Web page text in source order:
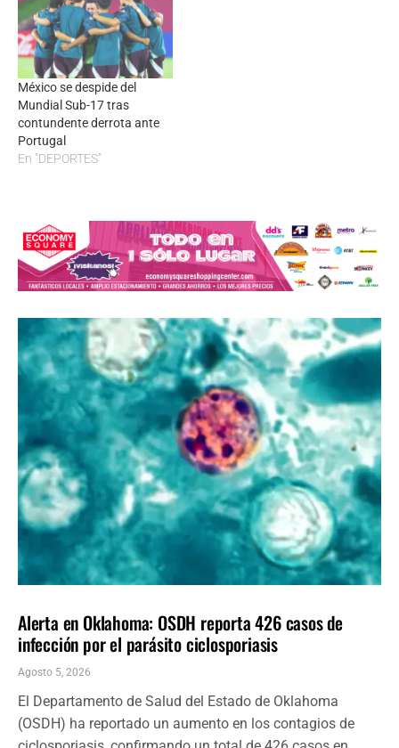
México se despide del
Mundial Sub-17 tras
contundente derrota ante
Portugal
En "DEPORTES"
Alerta en Oklahoma: OSDH reporta 426 casos de
infección por el parásito ciclosporiasis
Agosto 5, 2026
El Departamento de Salud del Estado de Oklahoma
(OSDH) ha reportado un aumento en los contagios de